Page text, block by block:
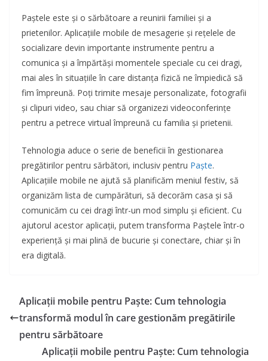
Paștele este și o sărbătoare a reunirii familiei și a
prietenilor. Aplicațiile mobile de mesagerie și rețelele de
socializare devin importante instrumente pentru a
comunica și a împărtăși momentele speciale cu cei dragi,
mai ales în situațiile în care distanța fizică ne împiedică să
fim împreună. Poți trimite mesaje personalizate, fotografii
și clipuri video, sau chiar să organizezi videoconferințe
pentru a petrece virtual împreună cu familia și prietenii.
Tehnologia aduce o serie de beneficii în gestionarea
pregătirilor pentru sărbători, inclusiv pentru Paște.
Aplicațiile mobile ne ajută să planificăm meniul festiv, să
organizăm lista de cumpărături, să decorăm casa și să
comunicăm cu cei dragi într-un mod simplu și eficient. Cu
ajutorul acestor aplicații, putem transforma Paștele într-o
experiență și mai plină de bucurie și conectare, chiar și în
era digitală.
Aplicații mobile pentru Paște: Cum tehnologia
transformă modul în care gestionăm pregătirile
pentru sărbătoare
Aplicații mobile pentru Paște: Cum tehnologia